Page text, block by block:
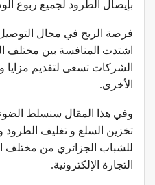
بإيصال الطرود لجميع ربوع
فرصة الربح في مجال التوصيل
اشتدت المنافسة بين
الشركات تسعى لتقديم مزايا
الأخرى.
وفي هذا المقال سنسلط
تخزين السلع و تغليف الطرود
للشباب الجزائري من مختلف
التجارة الإلكترونية.